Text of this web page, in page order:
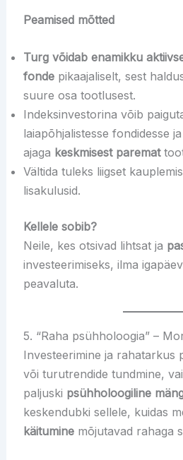
Peamised mõtted
Turg võidab enamikku
fondepikaajaliselt, sest
suure osa tootlusest.
Indeksinvestorina võib
laiapõhjalistesse fondidesse
ajaga keskmisest paremat
Vältida tuleks liigset
lisakulusid.
Kellele sobib?
Neile, kes otsivad lihtsat ja
investeerimiseks, ilma
peavaluta.
5. “Raha psühholoogia” –
Investeerimine ja rahatarkus
või turutrendide tundmine,
paljuski psühholoogiline
keskendubki sellele, kuidas
käituminemõjutavad rahaga